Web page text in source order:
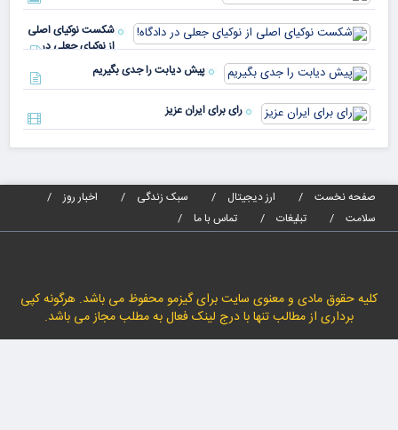
شکست نوکیای اصلی
از نوکیای جعلی در
دادگاه!
پیش دیابت را جدی بگیریم
رای برای ایران عزیز
صفحه نخست ارز دیجیتال سبک زندگی
اخبار روز
سلامت
تبلیغات تماس با ما
کلیه حقوق مادی و معنوی سایت برای گیزمو محفوظ می باشد. هرگونه کپی
برداری از مطالب تنها با درج لینک فعال به مطلب مجاز می باشد.